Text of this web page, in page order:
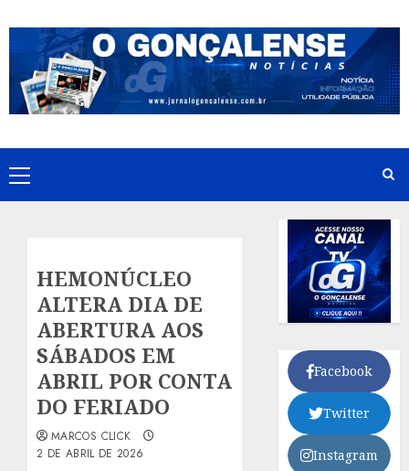
to
content
Primary
Menu
HEMONÚCLEO
ALTERA DIA DE
ABERTURA AOS
SÁBADOS EM
ABRIL POR CONTA
DO FERIADO
MARCOS CLICK
2 DE ABRIL DE 2026
Facebook
Twitter
Instagram